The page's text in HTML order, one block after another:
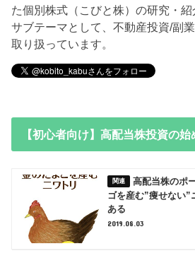
た個別株式（こびと株）の研究・紹
サブテーマとして、不動産投資/副
取り扱っています。
【初心者向け】高配当株投資の始
高配当株のポ
ゴを産む”痩せない”
ある
2019.08.03